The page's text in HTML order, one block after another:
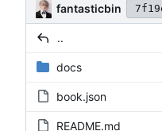
fantasticbin
..
docs
book.json
README.md